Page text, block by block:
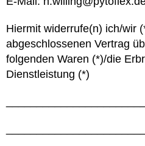
Hiermit widerrufe(n) ich/wir
abgeschlossenen Vertrag
folgenden Waren (*)/die
Dienstleistung (*)